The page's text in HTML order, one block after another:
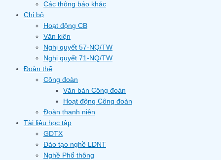
Các thông báo khác
Chi bộ
Hoạt động CB
Văn kiện
Nghị quyết 57-NQ/TW
Nghị quyết 71-NQ/TW
Đoàn thể
Công đoàn
Văn bản Công đoàn
Hoạt động Công đoàn
Đoàn thanh niên
Tài liệu học tập
GDTX
Đào tạo nghề LDNT
Nghề Phổ thông